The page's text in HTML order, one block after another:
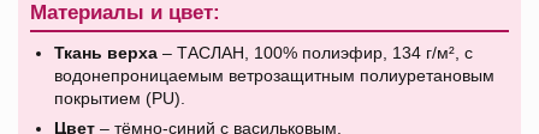
Материалы и цвет:
Ткань верха – ТАСЛАН, 100% полиэфир, 134 г/м², с
водонепроницаемым ветрозащитным полиуретановым
покрытием (PU).
Цвет – тёмно-синий с васильковым.